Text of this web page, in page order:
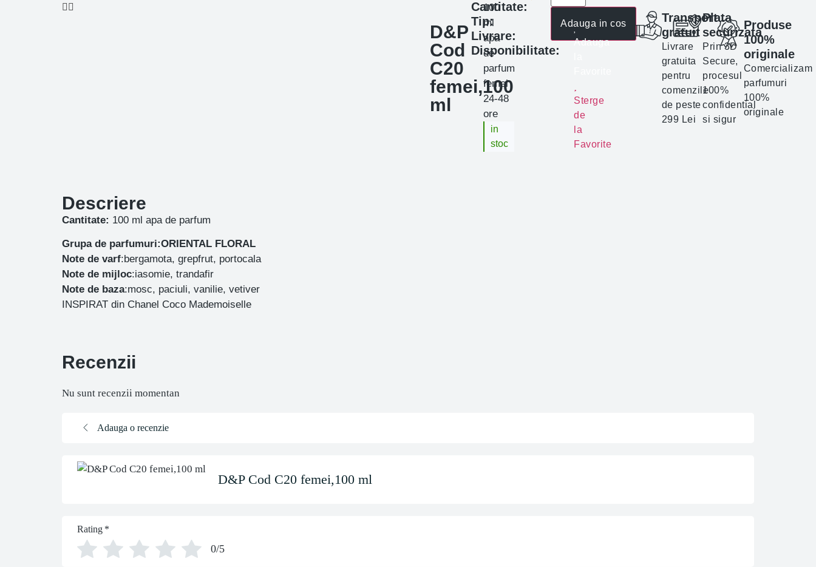
D&P
Cod
C20
femei,100
ml
Cantitate:
Tip:
Livrare:
Disponibilitate:
100
ml
apa
de
parfum
femei
24-48
ore
in
stoc
Adauga in cos
Adauga
Sterge
de
la
Favorite
Transport
gratuit
Livrare
gratuita
pentru
comenzile
de peste
299 Lei
Plata
securizata
Prin 3D
Secure,
procesul
100%
confidential
si sigur
Produse
100%
originale
Comercializam
parfumuri
100%
originale
Descriere
Cantitate: 100 ml apa de parfum
Grupa de parfumuri:ORIENTAL FLORAL
Note de varf:bergamota, grepfrut, portocala
Note de mijloc:iasomie, trandafir
Note de baza:mosc, paciuli, vanilie, vetiver
INSPIRAT din Chanel Coco Mademoiselle
Recenzii
Nu sunt recenzii momentan
Adauga o recenzie
D&P Cod C20 femei,100 ml
Rating *
0/5